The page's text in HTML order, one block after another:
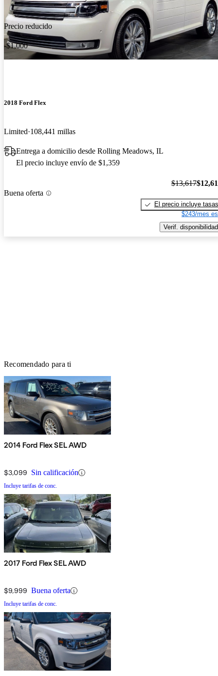
Precio reducido
-$1,000
2018 Ford Flex
Limited 108,441 millas
Entrega a domicilio desde Rolling Meadows, IL
El precio incluye envío de $1,359
Buena oferta
$13,617
El precio incluye tasas
$243/mes
Verif. disponibilidad
Recomendado para ti
2014 Ford Flex SEL AWD
$3,099 Sin calificación
Incluye tarifas de conc.
2017 Ford Flex SEL AWD
$9,999 Buena oferta
Incluye tarifas de conc.